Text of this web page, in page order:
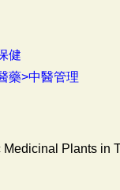
健
藥>中醫管理
Plants in